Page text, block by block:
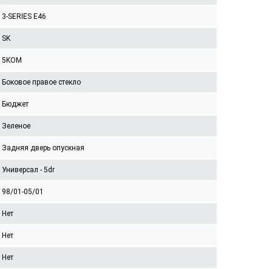
3-SERIES E46
SK
5KOM
Боковое правое стекло
Бюджет
Зеленое
Задняя дверь опускная
Универсал - 5dr
98/01-05/01
Нет
Нет
Нет